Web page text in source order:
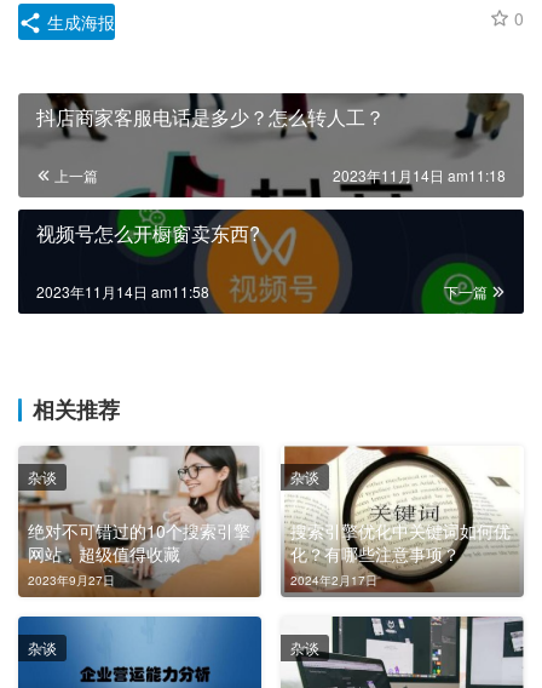
0
生成海报
抖店商家客服电话是多少？怎么转人工？
上一篇 2023年11月14日 am11:18
视频号怎么开橱窗卖东西?
下一篇
2023年11月14日 am11:58
相关推荐
绝对不可错过的10个搜索引擎
网站，超级值得收藏
2023年9月27日
杂谈
搜索引擎优化中关键词如何优
化？有哪些注意事项？
2024年2月17日
杂谈
杂谈 杂谈